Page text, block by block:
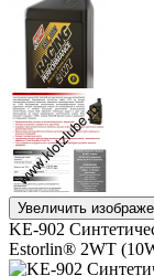
Увеличить
KE-902
Estorlin® 2WТ